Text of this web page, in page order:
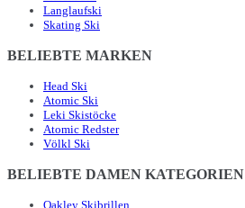
Langlaufski
Skating Ski
BELIEBTE MARKEN
Head Ski
Atomic Ski
Leki Skistöcke
Atomic Redster
Völkl Ski
BELIEBTE DAMEN KATEGORIEN
Oakley Skibrillen